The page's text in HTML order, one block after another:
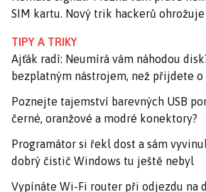
SIM kartu. Nový trik hackerů
TIPY A TRIKY
Ajťák radí: Neumírá vám náhodou
bezplatným nástrojem, než přijdete o
Poznejte tajemství barevných USB
černé, oranžové a modré konektory?
Programátor si řekl dost a sám
dobrý čistič Windows tu ještě nebyl
Vypínáte Wi-Fi router při odjezdu na